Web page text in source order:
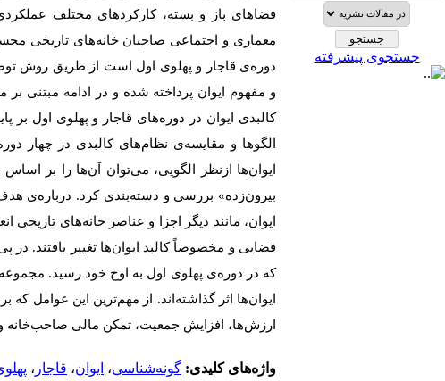
جستجوی پیشرفته
فضاهای باز و بسته، کارکردهای مختلف
معماری و اجتماعی صاحبان خانه‌های تاریخی
دوره‌ی قاجار و پهلوی اول است از طریق روش
و مفهوم ایوان پرداخته شده و در ادامه مبتنی
کالبدی ایوان در دوره‌های قاجار و پهلوی اول بر
الگوها و مقایسه‌ی نظام‌های کالبدی در چهار
ایوان‌ها ازنظر الگویی، می‌توان آن‌ها را بر
بیرون‌زده» بررسی و دسته‌بندی کرد. درباره‌ی
ایوان، مانند دیگر اجزا و عناصر خانه‌های
فضایی و مخصوصاً کالبد ایوان‌ها تغییر یافتند. در
که در دوره‌ی پهلوی اول به اوج خود رسید.
ایوان‌ها اثر گذاشته‌اند. از مهم‌ترین این عوامل که
ارزش‌ها، افزایش جمعیت، تمکن مالی
واژه‌های کلیدی: گونه‌شناسی، ایوان، قاجار ،